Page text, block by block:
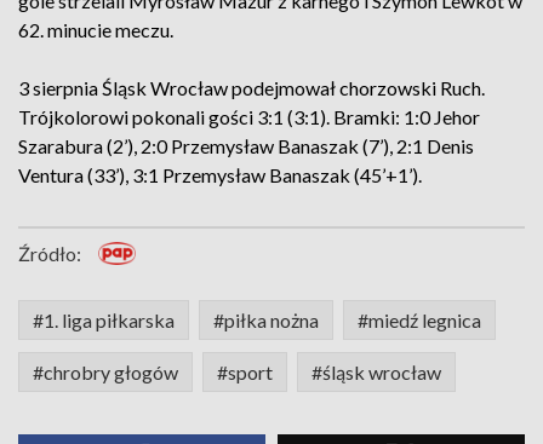
62. minucie meczu.
3 sierpnia Śląsk Wrocław podejmował chorzowski Ruch.
Trójkolorowi pokonali gości 3:1 (3:1). Bramki: 1:0 Jehor
Szarabura (2’), 2:0 Przemysław Banaszak (7’), 2:1 Denis
Ventura (33’), 3:1 Przemysław Banaszak (45’+1’).
Źródło:
#1. liga piłkarska #piłka nożna #miedź legnica
#chrobry głogów #sport #śląsk wrocław